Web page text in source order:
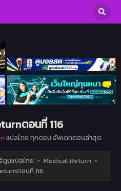
ตอนที่ 116
แปลไทย ทุกตอน อัพเดทตอนล่าสุด
ตูนแปลไทย › Medical Return ›
ตอนที่ 116